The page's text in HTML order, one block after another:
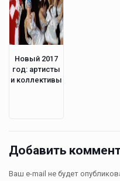
Новый 2017
год: артисты
и коллективы
Добавить
Ваш e-mail не будет